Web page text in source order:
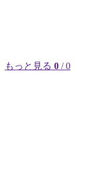
もっと見る 0 / 0